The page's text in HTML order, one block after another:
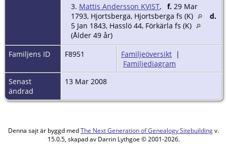
3. Mattis Andersson KVIST, f. 29 Mar
1793, Hjortsberga, Hjortsberga fs (K)
d.
5 Jan 1843, Hasslö 44, Förkärla fs (K)
(Ålder 49 år)
Familjens ID
F8951 Familjeöversikt |
Familjediagram
Senast
ändrad
13 Mar 2008
Denna sajt är byggd medThe Next Generation of Genealogy Sitebuildingv.
15.0.5, skapad av Darrin Lythgoe © 2001-2026.